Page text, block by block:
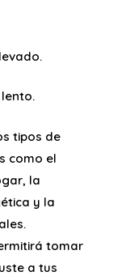
tipos de
como el
la
y la
tomar
a tus